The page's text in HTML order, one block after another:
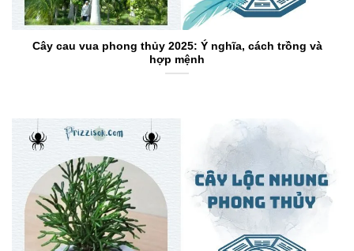
Cây cau vua phong thủy 2025: Ý nghĩa, cách trồng và
hợp mệnh